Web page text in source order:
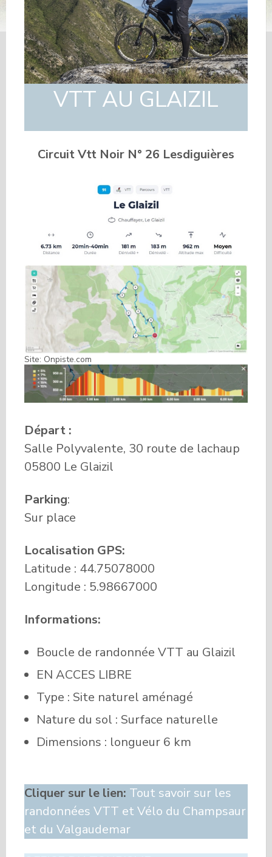
VTT AU GLAIZIL
Circuit Vtt Noir N° 26 Lesdiguières
Site: Onpiste.com
Départ :
Salle Polyvalente, 30 route de lachaup
05800 Le Glaizil
Parking:
Sur place
Localisation GPS:
Latitude : 44.75078000
Longitude : 5.98667000
Informations:
Boucle de randonnée VTT au Glaizil
EN ACCES LIBRE
Type : Site naturel aménagé
Nature du sol : Surface naturelle
Dimensions : longueur 6 km
Cliquer sur le lien: Tout savoir sur les
randonnées VTT et Vélo du Champsaur
et du Valgaudemar